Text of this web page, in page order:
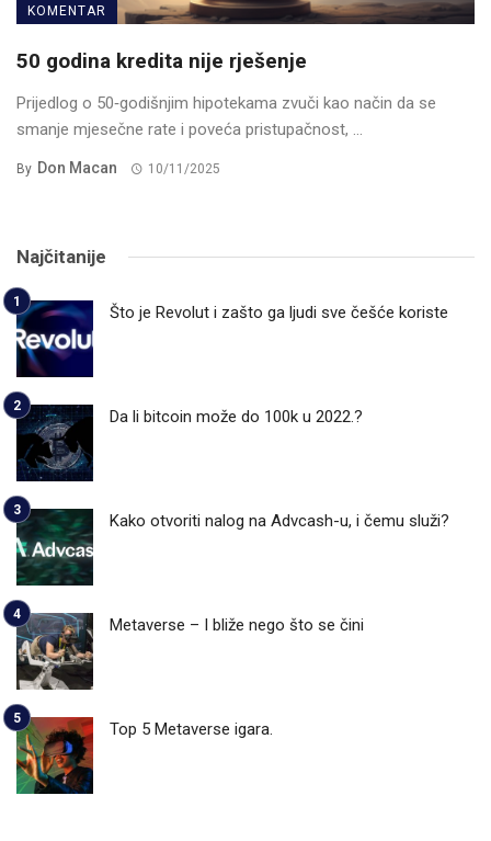
KOMENTAR
50 godina kredita nije rješenje
Prijedlog o 50‑godišnjim hipotekama zvuči kao način da se
smanje mjesečne rate i poveća pristupačnost, ...
By Don Macan 10/11/2025
Najčitanije
Što je Revolut i zašto ga ljudi sve češće koriste
Da li bitcoin može do 100k u 2022.?
Kako otvoriti nalog na Advcash-u, i čemu služi?
Metaverse – I bliže nego što se čini
Top 5 Metaverse igara.